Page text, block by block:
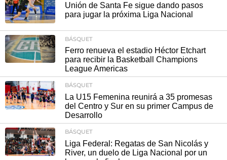
Unión de Santa Fe sigue dando pasos
para jugar la próxima Liga Nacional
BÁSQUET
Ferro renueva el estadio Héctor Etchart
para recibir la Basketball Champions
League Americas
BÁSQUET
La U15 Femenina reunirá a 35 promesas
del Centro y Sur en su primer Campus de
Desarrollo
BÁSQUET
Liga Federal: Regatas de San Nicolás y
River, un duelo de Liga Nacional por un